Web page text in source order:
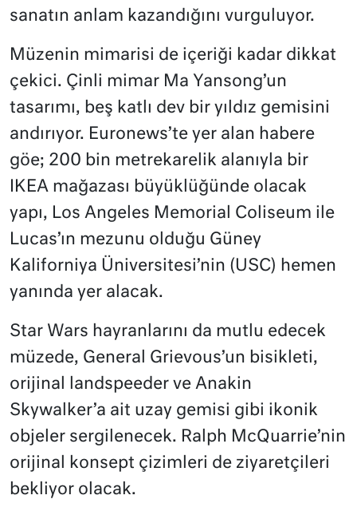
sanatın anlam kazandığını vurguluyor.
Müzenin mimarisi de içeriği kadar dikkat
çekici. Çinli mimar Ma Yansong’un
tasarımı, beş katlı dev bir yıldız gemisini
andırıyor. Euronews’te yer alan habere
göe; 200 bin metrekarelik alanıyla bir
IKEA mağazası büyüklüğünde olacak
yapı, Los Angeles Memorial Coliseum ile
Lucas’ın mezunu olduğu Güney
Kaliforniya Üniversitesi’nin (USC) hemen
yanında yer alacak.
Star Wars hayranlarını da mutlu edecek
müzede, General Grievous’un bisikleti,
orijinal landspeeder ve Anakin
Skywalker’a ait uzay gemisi gibi ikonik
objeler sergilenecek. Ralph McQuarrie’nin
orijinal konsept çizimleri de ziyaretçileri
bekliyor olacak.